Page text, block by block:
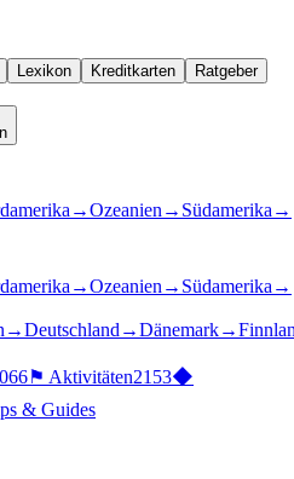
Lexikon Kreditkarten Ratgeber
→Ozeanien → Südamerika →
→Ozeanien → Südamerika →
→Deutschland →Dänemark→
⚑ Aktivitäten2153◆
& Guides